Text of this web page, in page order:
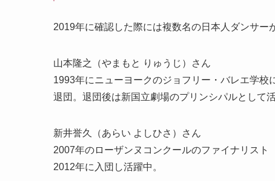
2019年に確認した際には複数名の日本人ダンサー
山本隆之（やまもと りゅうじ）
さん
1993年にニューヨークのジョフリー・バレエ学
退団。退団後は新国立劇場のプリンシパルとして活
新井誉久（あらい よしひさ）
さん
2007年のローザンヌコンクールのファイナリスト
2012年に入団し活躍中。